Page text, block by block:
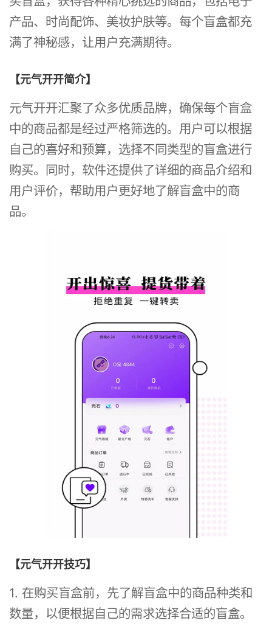
产品、时尚配饰、美妆护肤等。每个盲盒都充
满了神秘感，让用户充满期待。
【元气开开简介】
元气开开汇聚了众多优质品牌，确保每个盲盒
中的商品都是经过严格筛选的。用户可以根据
自己的喜好和预算，选择不同类型的盲盒进行
购买。同时，软件还提供了详细的商品介绍和
用户评价，帮助用户更好地了解盲盒中的商
品。
【元气开开技巧】
1. 在购买盲盒前，先了解盲盒中的商品种类和
数量，以便根据自己的需求选择合适的盲盒。